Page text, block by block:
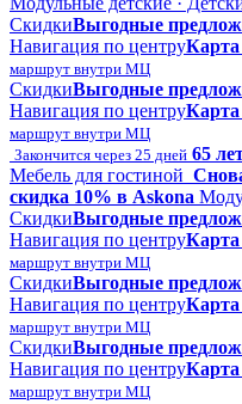
СкидкиВыгодные
Навигация по центруКарта
маршрут внутри МЦ
СкидкиВыгодные
Навигация по центруКарта
маршрут внутри МЦ
Закончится через 25 дней 65
Мебель для гостиной
скидка 10% в Askona
СкидкиВыгодные
Навигация по центруКарта
маршрут внутри МЦ
СкидкиВыгодные
Навигация по центруКарта
маршрут внутри МЦ
СкидкиВыгодные
Навигация по центруКарта
маршрут внутри МЦ